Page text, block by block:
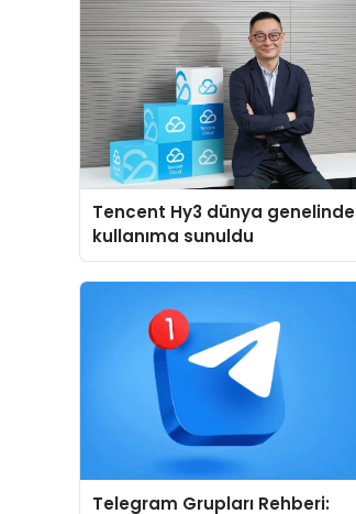
Tencent Hy3 dünya genelinde
kullanıma sunuldu
Telegram Grupları Rehberi: